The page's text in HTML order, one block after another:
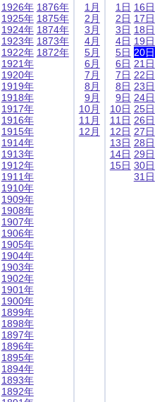
1926年
1925年
1924年
1923年
1922年
1921年
1920年
1919年
1918年
1917年
1916年
1915年
1914年
1913年
1912年
1911年
1910年
1909年
1908年
1907年
1906年
1905年
1904年
1903年
1902年
1901年
1900年
1899年
1898年
1897年
1896年
1895年
1894年
1893年
1892年
1876年
1875年
1874年
1873年
1872年
1月
2月
3月
4月
5月
6月
7月
8月
9月
10月
11月
12月
1日
2日
3日
4日
5日
6日
7日
8日
9日
10日
11日
12日
13日
14日
15日
16日
17日
18日
19日
20日
21日
22日
23日
24日
25日
26日
27日
28日
29日
30日
31日